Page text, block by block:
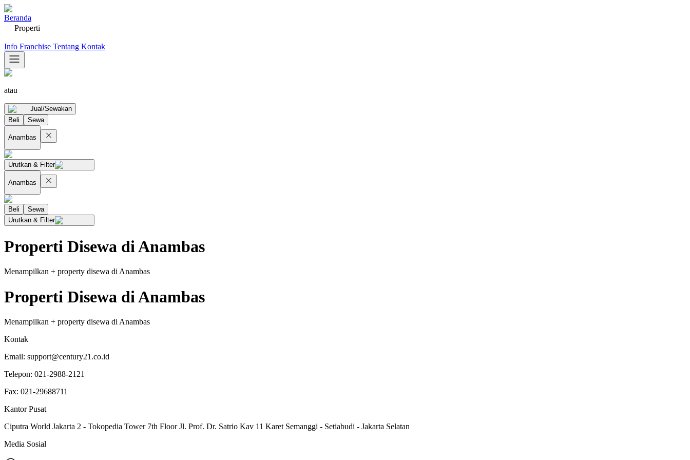
Beranda
Properti
Info Franchise Tentang Kontak
atau
Jual/Sewakan
Beli
Sewa
Anambas
Urutkan & Filter
Anambas
Beli
Sewa
Urutkan & Filter
Properti Disewa diAnambas
Menampilkan + property disewa di Anambas
Properti Disewa diAnambas
Menampilkan + property disewa di Anambas
Kontak
Email: support@century21.co.id
Telepon: 021-2988-2121
Fax: 021-29688711
Kantor Pusat
Ciputra World Jakarta 2 - Tokopedia Tower 7th Floor Jl. Prof. Dr. Satrio Kav 11 Karet Semanggi - Setiabudi - Jakarta Selatan
Media Sosial